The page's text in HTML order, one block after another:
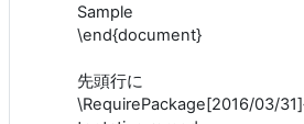
Sample
\end{document}
先頭行に
\RequirePackage[2016/03/